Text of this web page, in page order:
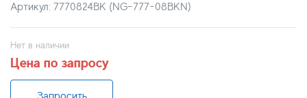
Артикул: 7770824BK (NG-777-08BKN)
Нет в наличии
Цена по запросу